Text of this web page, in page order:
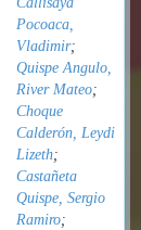
Pocoaca,
Vladimir;
Quispe Angulo,
River Mateo;
Choque
Calderón, Leydi
Lizeth;
Castañeta
Quispe, Sergio
Ramiro;